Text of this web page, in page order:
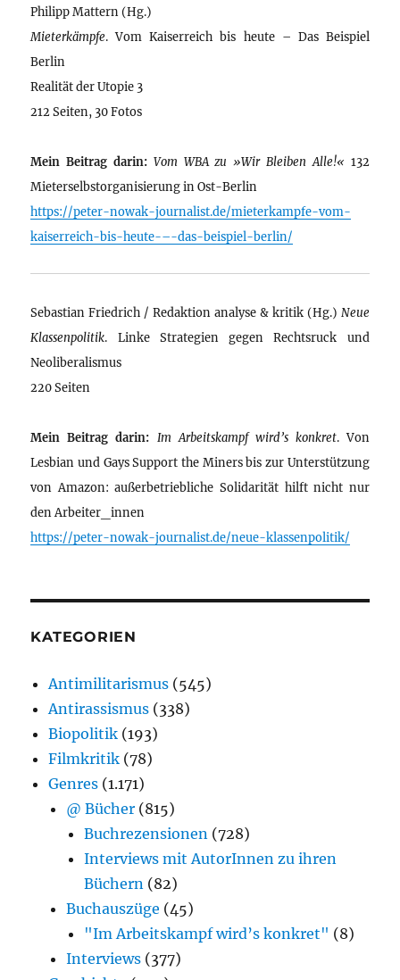
Philipp Mattern (Hg.)
Mieterkämpfe. Vom Kaiserreich bis heute – Das Beispiel
Berlin
Realität der Utopie 3
212 Seiten, 30 Fotos
Mein Beitrag darin: Vom WBA zu »Wir Bleiben Alle!« 132
Mieterselbstorganisierung in Ost-Berlin
https://peter-nowak-journalist.de/mieterkampfe-vom-
kaiserreich-bis-heute-–-das-beispiel-berlin/
Sebastian Friedrich / Redaktion analyse & kritik (Hg.) Neue
Klassenpolitik. Linke Strategien gegen Rechtsruck und
Neoliberalismus
220 Seiten
Mein Beitrag darin: Im Arbeitskampf wird’s konkret. Von
Lesbian und Gays Support the Miners bis zur Unterstützung
von Amazon: außerbetriebliche Solidarität hilft nicht nur
den Arbeiter_innen
https://peter-nowak-journalist.de/neue-klassenpolitik/
KATEGORIEN
Antimilitarismus (545)
Antirassismus (338)
Biopolitik (193)
Filmkritik (78)
Genres (1.171)
@ Bücher (815)
Buchrezensionen (728)
Interviews mit AutorInnen zu ihren
Büchern (82)
Buchauszüge (45)
"Im Arbeitskampf wird’s konkret" (8)
Interviews (377)